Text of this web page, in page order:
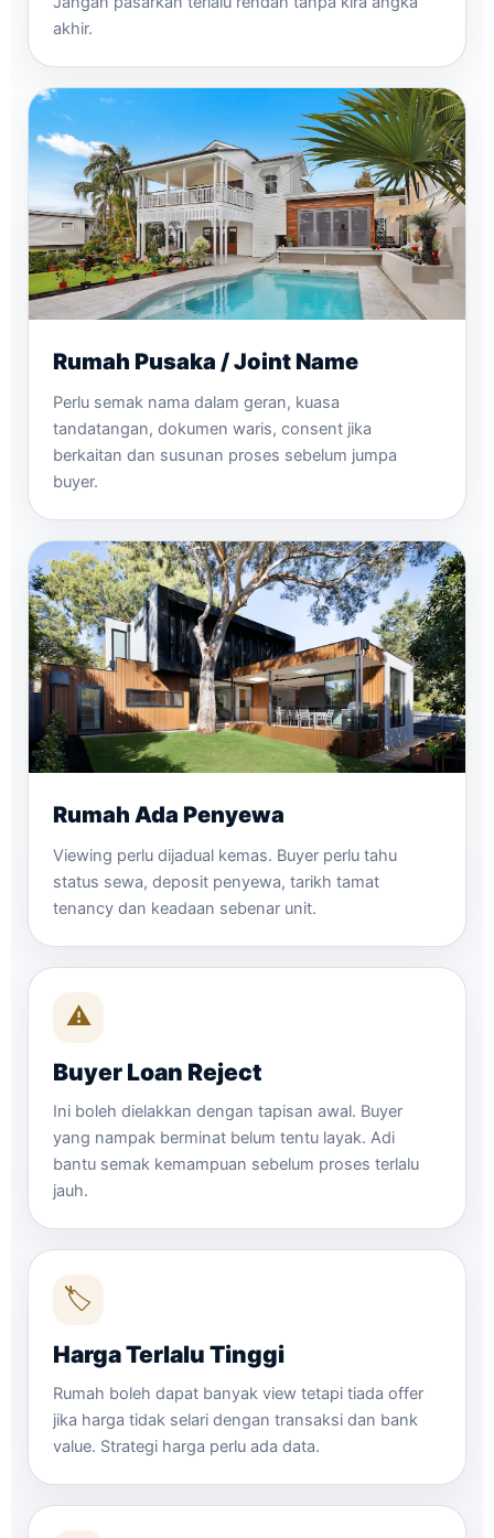
akhir.
Rumah Pusaka / Joint Name
Perlu semak nama dalam geran, kuasa
tandatangan, dokumen waris, consent jika
berkaitan dan susunan proses sebelum jumpa
buyer.
Rumah Ada Penyewa
Viewing perlu dijadual kemas. Buyer perlu tahu
status sewa, deposit penyewa, tarikh tamat
tenancy dan keadaan sebenar unit.
⚠️
Buyer Loan Reject
Ini boleh dielakkan dengan tapisan awal. Buyer
yang nampak berminat belum tentu layak. Adi
bantu semak kemampuan sebelum proses terlalu
jauh.
🏷️
Harga Terlalu Tinggi
Rumah boleh dapat banyak view tetapi tiada offer
jika harga tidak selari dengan transaksi dan bank
value. Strategi harga perlu ada data.